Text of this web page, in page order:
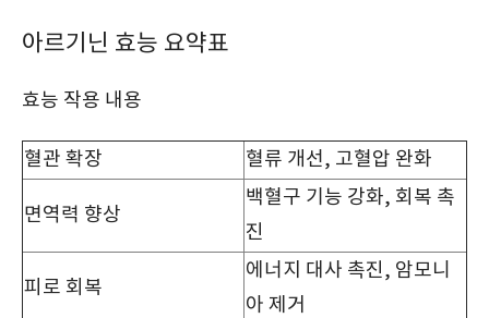
아르기닌 효능 요약표
효능 작용 내용
혈관 확장 혈류 개선, 고혈압 완화
면역력 향상
백혈구 기능 강화, 회복 촉
진
피로 회복
에너지 대사 촉진, 암모니
아 제거